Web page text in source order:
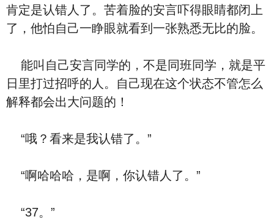
肯定是认错人了。苦着脸的安言吓得眼睛都闭上
了，他怕自己一睁眼就看到一张熟悉无比的脸。
能叫自己安言同学的，不是同班同学，就是平
日里打过招呼的人。自己现在这个状态不管怎么
解释都会出大问题的！
“哦？看来是我认错了。”
“啊哈哈哈，是啊，你认错人了。”
“37。”